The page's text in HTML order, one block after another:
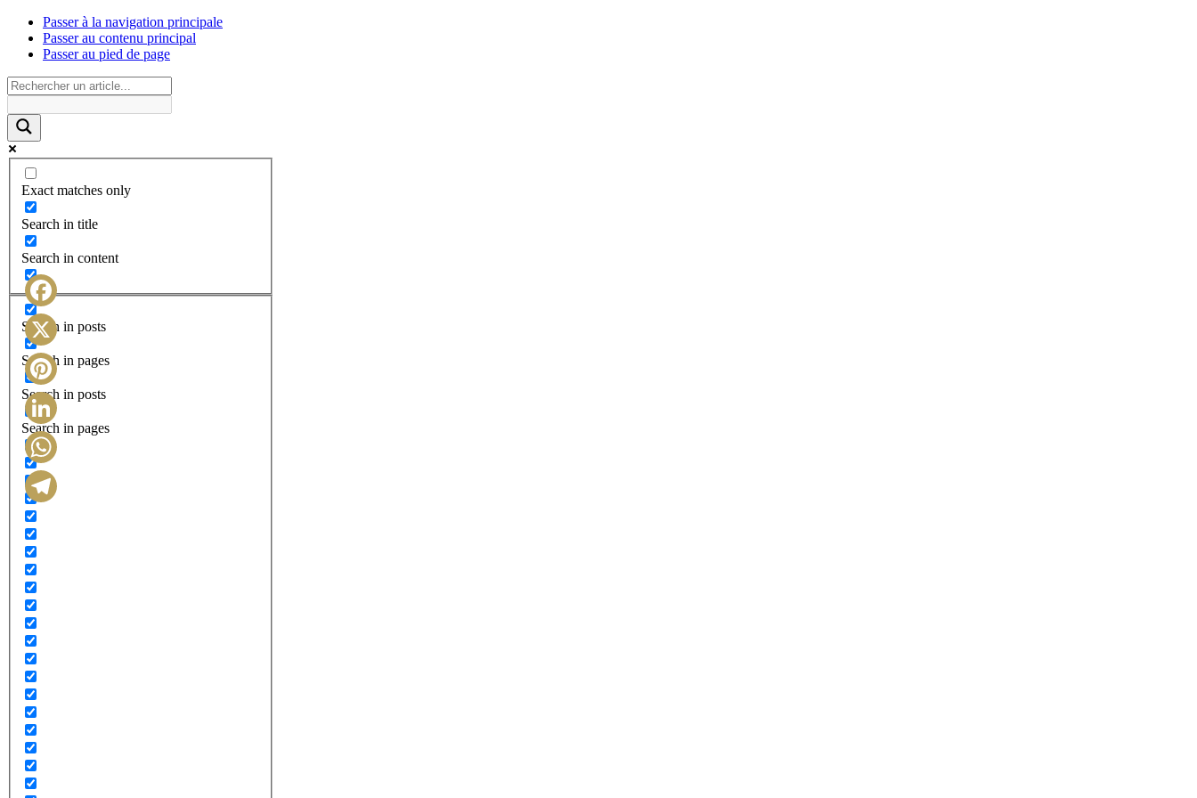
Passer à la navigation principale
Passer au contenu principal
Passer au pied de page
Exact matches only
Search in title
Search in content
Search in posts
Search in pages
Search in posts
Search in pages
Facebook
X
Pinterest
LinkedIn
WhatsApp
Telegram